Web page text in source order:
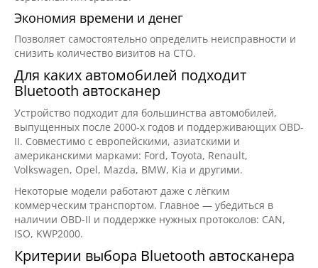
Экономия времени и денег
Позволяет самостоятельно определить неисправности и
снизить количество визитов на СТО.
Для каких автомобилей подходит
Bluetooth автосканер
Устройство подходит для большинства автомобилей,
выпущенных после 2000-х годов и поддерживающих OBD-
II. Совместимо с европейскими, азиатскими и
американскими марками: Ford, Toyota, Renault,
Volkswagen, Opel, Mazda, BMW, Kia и другими.
Некоторые модели работают даже с лёгким
коммерческим транспортом. Главное — убедиться в
наличии OBD-II и поддержке нужных протоколов: CAN,
ISO, KWP2000.
Критерии выбора Bluetooth автосканера